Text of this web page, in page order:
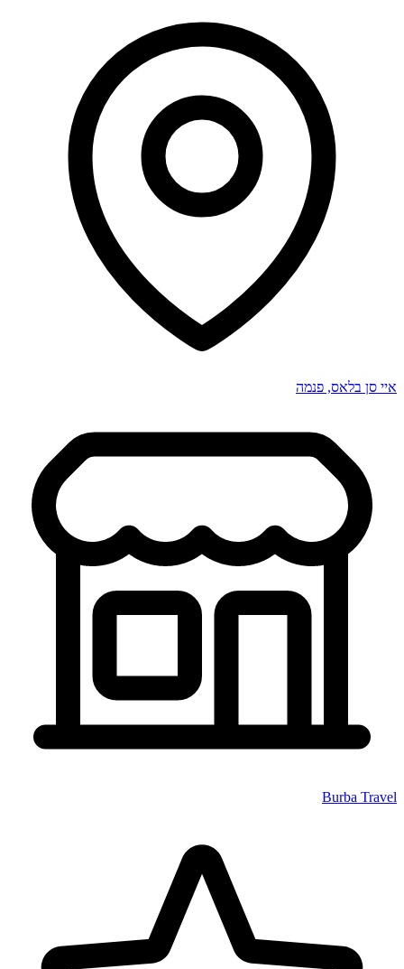
איי סן בלאס, פנמה
Burba Travel